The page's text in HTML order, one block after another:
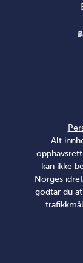
Alt
kan ikke
Norges
godtar du